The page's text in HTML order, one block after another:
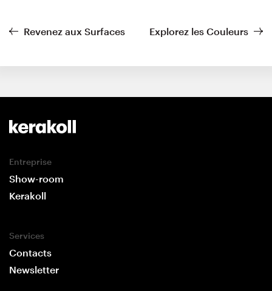
Revenez aux Surfaces Explorez les Couleurs
Entreprise
Show-room
Kerakoll
Services
Contacts
Newsletter